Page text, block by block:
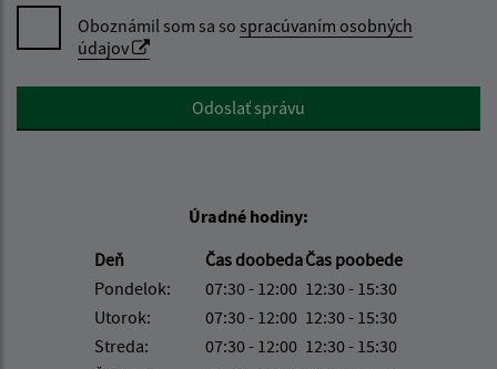
Oboznámil som sa so spracúvaním osobných
údajov
Google reCaptcha ResponseOdoslať správu
Úradné hodiny:
Deň
Čas doobedaČas poobede
Pondelok:
07:30 - 12:00 12:30 - 15:30
Utorok:
07:30 - 12:00 12:30 - 15:30
Streda:
07:30 - 12:00 12:30 - 15:30